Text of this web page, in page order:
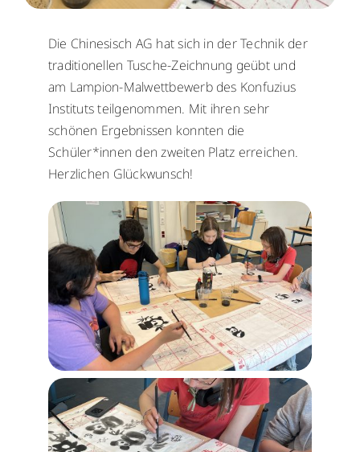
Die Chinesisch AG hat sich in der Technik der
traditionellen Tusche-Zeichnung geübt und
am Lampion-Malwettbewerb des Konfuzius
Instituts teilgenommen. Mit ihren sehr
schönen Ergebnissen konnten die
Schüler*innen den zweiten Platz erreichen.
Herzlichen Glückwunsch!